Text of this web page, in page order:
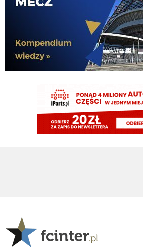
czekam sobie na koniec okienka, nadzieja umiera
moment ciężko o pozytywną ocenę mercato
poza tym jest duży rozdźwięk między
efektami... do tego drużyna która ma zdobyć tego
zbudowana przez Marotte (z pomocą Ałzyljo)
ale chyba mierzymy w coś innego tniz tylko liga
Kredence
06.08.2026 14:30
Rola dyrektora jest przede wszystkim budowa
tym bardzo dobrzy. Co roku narzekanie na
Cny
kolejny wymykający się transfer to zapewne wina